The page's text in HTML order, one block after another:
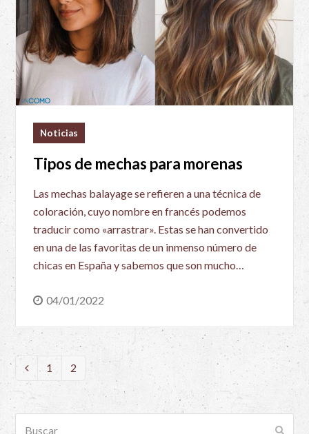
Noticias
Tipos de mechas para morenas
Las mechas balayage se refieren a una técnica de
coloración, cuyo nombre en francés podemos
traducir como «arrastrar». Estas se han convertido
en una de las favoritas de un inmenso número de
chicas en España y sabemos que son mucho…
04/01/2022
AnteriorPage
1 Page
2